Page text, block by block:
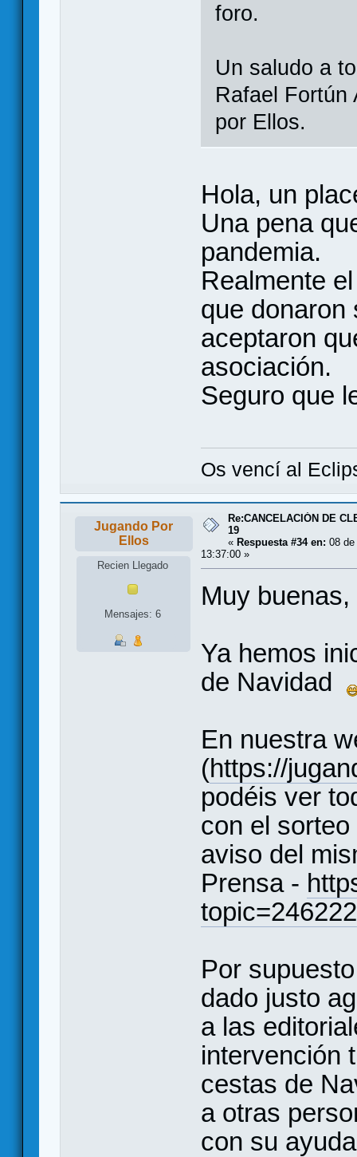
foro.
Un saludo a
Rafael Fortún
por Ellos.
Hola, un
Una pena
pandemia.
Realmente
que donaron
aceptaron
asociación.
Seguro que
Os vencí al
Jugando Por
Ellos
Recien Llegado
Mensajes: 6
Re:CANCELACIÓN DE
19
« Respuesta #34 en: 08
13:37:00 »
Muy buenas,
Ya hemos
de Navidad
En nuestra
(https://
podéis ver
con el
aviso del
Prensa -
Por
dado justo
a las
intervención
cestas de
a otras
con su